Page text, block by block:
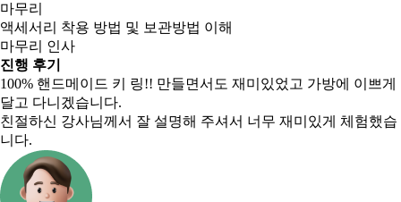
마무리
액세서리 착용 방법 및 보관방법 이해
마무리 인사
진행 후기
100% 핸드메이드 키 링!! 만들면서도 재미있었고 가방에 이쁘게
달고 다니겠습니다.
친절하신 강사님께서 잘 설명해 주셔서 너무 재미있게 체험했습
니다.